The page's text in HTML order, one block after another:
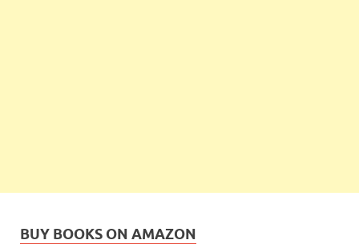
BUY BOOKS ON AMAZON